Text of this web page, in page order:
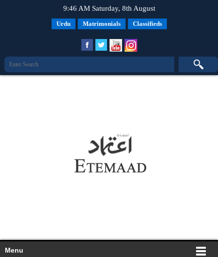
9:46 AM Saturday, 8th August
Urdu Matrimonials Classifieds
Menu